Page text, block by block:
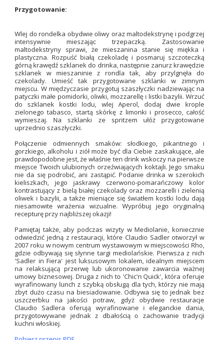
Przygotowanie:
Wlej do rondelka obydwie oliwy oraz maltodekstrynę i podgrzej
intensywnie mieszając trzepaczką. Zastosowanie
maltodekstryny sprawi, że mieszanina stanie się miękka i
plastyczna. Rozpuść białą czekoladę i posmaruj szczoteczką
górną krawędź szklanek do drinka, następnie zanurz krawędzie
szklanek w mieszaninie z rondla tak, aby przylgnęła do
czekolady. Umieść tak przygotowane szklanki w zimnym
miejscu. W międzyczasie przygotuj szaszłyczki nadziewając na
patyczki małe pomidorki, oliwki, mozzarellę i listki bazylii. Wrzuć
do szklanek kostki lodu, wlej Aperol, dodaj dwie krople
zielonego tabasco, startą skórkę z limonki i prosecco, całość
wymieszaj. Na szklanki ze spritzem ułóż przygotowane
uprzednio szaszłyczki.
Połączenie odmiennych smaków: słodkiego, pikantnego i
gorzkiego, alkoholu i ziół może być dla Ciebie zaskakujące, ale
prawdopodobne jest, że właśnie ten drink wskoczy na pierwsze
miejsce Twoich ulubionych orzeźwiających koktajli. Jego smaku
nie da się podrobić, ani zastąpić. Podanie drinka w szerokich
kieliszkach, jego jaskrawy czerwono-pomarańczowy kolor
kontrastujący z bielą białej czekolady oraz mozzarelli i zielenią
oliwek i bazylii, a także mieniące się światłem kostki lodu dają
niesamowite wrażenia wizualne. Wypróbuj jego oryginalną
recepturę przy najbliższej okazji!
Pamiętaj także, aby podczas wizyty w Mediolanie, koniecznie
odwiedzić jedną z restauracji, które Claudio Sadler otworzył w
2007 roku w nowym centrum wystawowym w miejscowości Rho,
gdzie odbywają się słynne targi mediolańskie. Pierwsza z nich
'Sadler in Fiera' jest luksusowym lokalem, idealnym miejscem
na relaksującą przerwę lub ukoronowanie zawarcia ważnej
umowy biznesowej. Druga z nich to 'Chic'n Quick', która oferuje
wyrafinowany lunch z szybką obsługą dla tych, którzy nie mają
zbyt dużo czasu na biesiadowanie. Odbywa się to jednak bez
uszczerbku na jakości potraw, gdyż obydwie restauracje
Claudio Sadlera oferują wyrafinowane i eleganckie dania,
przygotowywane jednak z dbałością o zachowanie tradycji
kuchni włoskiej.